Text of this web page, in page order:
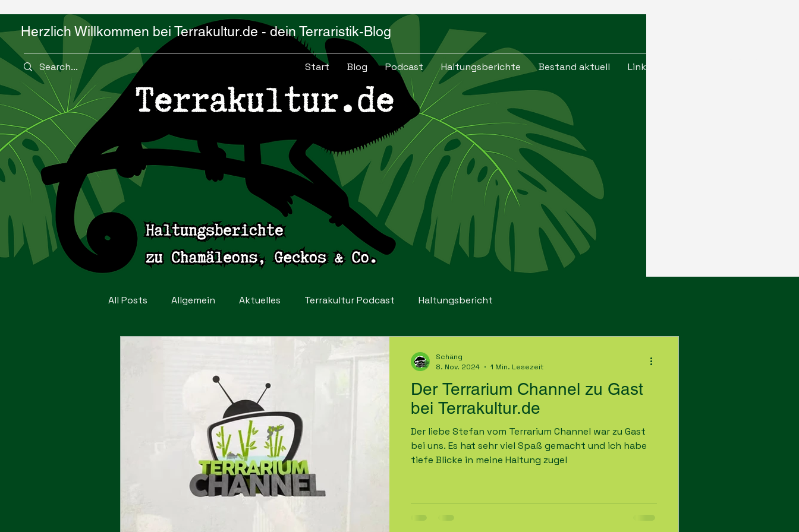
Herzlich Willkommen bei Terrakultur.de - dein Terraristik-Blog
Start Blog Podcast Haltungsberichte Bestand aktuell Links
All Posts Allgemein Aktuelles Terrakultur Podcast Haltungsbericht
Der Terrarium Channel zu Gast
bei Terrakultur.de
Der liebe Stefan vom Terrarium Channel war zu Gast
bei uns. Es hat sehr viel Spaß gemacht und ich habe
tiefe Blicke in meine Haltung zugel
Schäng
8. Nov. 2024
1 Min. Lesezeit